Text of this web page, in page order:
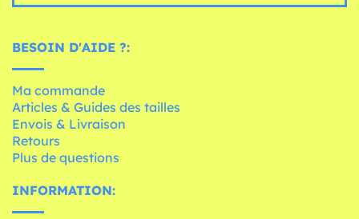
BESOIN D'AIDE ?:
Ma commande
Articles & Guides des tailles
Envois & Livraison
Retours
Plus de questions
INFORMATION: